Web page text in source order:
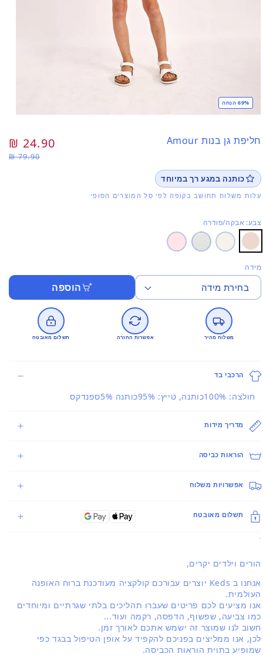
69% הנחה
חליפת גן בנות Amour
מחיר
רגיל79.90 ₪
24.90 ₪
כותנה במגע רך במיוחד
עלות משלוח תחושב בקופה לפי סל המוצרים הסופי
צבע: אבקה/פודרה
מידה
הוספה
משלוח מהיר אפשרות החזרה תשלום מאובטח
הרכבי בד
חולצה: 100%כותנה, טייץ: 95%כותנה 5%ספנדקס
מדריך מידות
הוראות כביסה
אפשרויות משלוח
תשלום מאובטח
.
הורים וילדים יקרים,
אנחנו ב Keds יוצרים עבורכם קולקציה מעודכנת ברוח האופנה
העולמית.
אנו מציעים לכם פריטים שעברו תהליכים בלתי שגרתיים ומיוחדים
כמו צביעה, שפשוף, הדפסה, רקמה ועוד...
חשוב לנו שמוצר זה ישמש אתכם לאורך זמן.
לכן, אנו ממליצים בפניכם להקפיד על אופן הטיפול בבגד כפי
שמופיע בתוית הוראות הכביסה.